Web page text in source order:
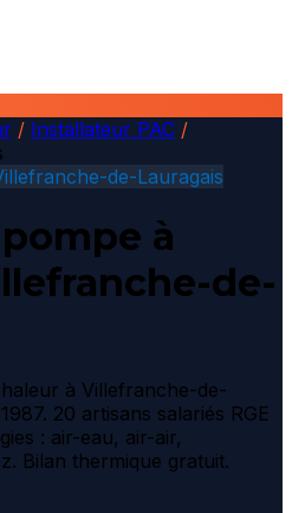
/ Installateur PAC /
de-Lauragais
à
de-
à Villefranche-de-
20 artisans salariés RGE
: air-eau, air-air,
Bilan thermique gratuit.